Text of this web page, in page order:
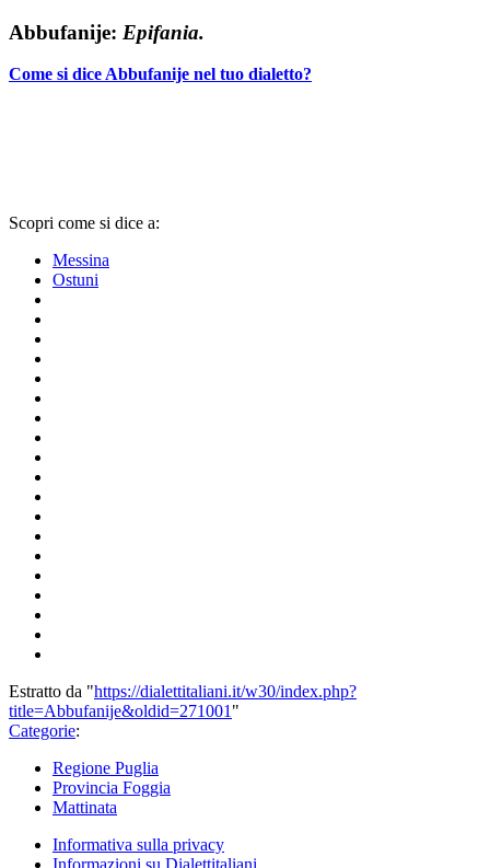
Abbufanije: Epifania.
Come si dice Abbufanije nel tuo dialetto?
Scopri come si dice a:
Messina
Ostuni
Estratto da "https://dialettitaliani.it/w30/index.php?
title=Abbufanije&oldid=271001 "
Categorie:
Regione Puglia
Provincia Foggia
Mattinata
Informativa sulla privacy